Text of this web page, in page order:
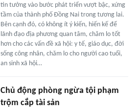
tin tưởng vào bước phát triển vượt bậc, xứng
tầm của thành phố Ðồng Nai trong tương lai.
Bên cạnh đó, có không ít ý kiến, hiến kế để
lãnh đạo địa phương quan tâm, chăm lo tốt
hơn cho các vấn đề xã hội: y tế, giáo dục, đời
sống công nhân, chăm lo cho người cao tuổi,
an sinh xã hội…
Chủ động phòng ngừa tội phạm
trộm cắp tài sản